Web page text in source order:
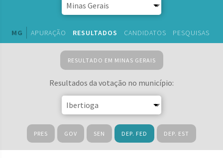
MG APURAÇÃO RESULTADOS CANDIDATOS PESQUISAS
RESULTADO EM MINAS GERAIS
Resultados da votação no município:
PRES GOV SEN DEP. FED DEP. EST